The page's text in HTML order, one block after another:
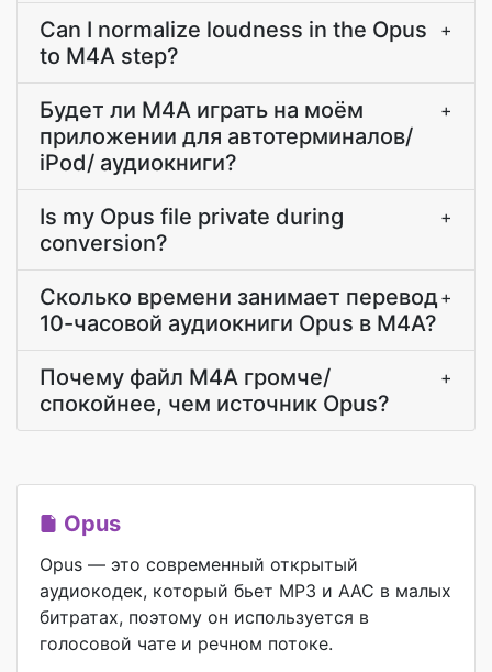
Can I normalize loudness in the Opus
to M4A step?
+
Будет ли M4A играть на моём
приложении для автотерминалов/
iPod/ аудиокниги?
+
Is my Opus file private during
conversion?
+
Сколько времени занимает перевод
10-часовой аудиокниги Opus в M4A?
+
Почему файл M4A громче/
спокойнее, чем источник Opus?
+
Opus
Opus — это современный открытый
аудиокодек, который бьет MP3 и AAC в малых
битратах, поэтому он используется в
голосовой чате и речном потоке.